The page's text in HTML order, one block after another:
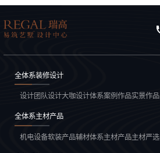
全体系装修设计
设计团队设计大咖设计体系案例作品实景作品
全体系主材产品
机电设备软装产品辅材体系主材产品主材严选